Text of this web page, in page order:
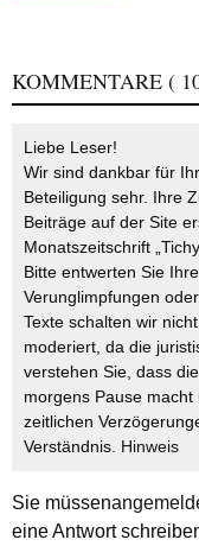
KOMMENTARE (
Liebe Leser!
Wir sind dankbar für
Beteiligung sehr. Ihre
Beiträge auf der Site
Monatszeitschrift
Bitte entwerten Sie
Verunglimpfungen
Texte schalten wir
moderiert, da die
verstehen Sie, dass
morgens Pause
zeitlichen
Verständnis. Hinweis
Sie müssen
eine Antwort